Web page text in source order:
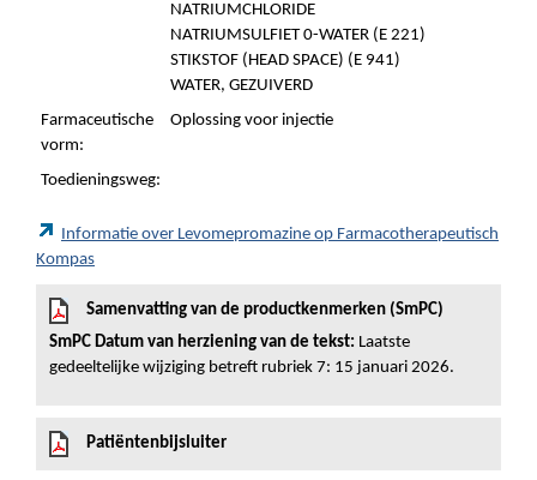
NATRIUMCHLORIDE
NATRIUMSULFIET 0-WATER (E 221)
STIKSTOF (HEAD SPACE) (E 941)
WATER, GEZUIVERD
Farmaceutische
vorm:
Oplossing voor injectie
Toedieningsweg:
Informatie over Levomepromazine op Farmacotherapeutisch
Kompas
Samenvatting van de productkenmerken (SmPC)
SmPC Datum van herziening van de tekst: Laatste
gedeeltelijke wijziging betreft rubriek 7: 15 januari 2026.
Patiëntenbijsluiter